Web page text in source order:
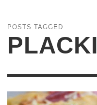
POSTS TAGGED
PLACKI